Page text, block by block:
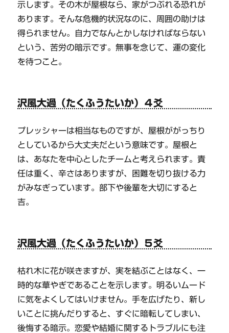
示します。その木が屋根なら、家がつぶれる恐れが
あります。そんな危機的状況なのに、周囲の助けは
得られません。自力でなんとかしなければならない
という、苦労の暗示です。無事を念じて、運の変化
を待つこと。
沢風大過（たくふうたいか）４爻
プレッシャーは相当なものですが、屋根ががっちり
としているから大丈夫だという意味です。屋根と
は、あなたを中心としたチームと考えられます。責
任は重く、辛さはありますが、困難を切り抜ける力
がみなぎっています。部下や後輩を大切にすると
吉。
沢風大過（たくふうたいか）５爻
枯れ木に花が咲きますが、実を結ぶことはなく、一
時的な華やぎであることを示します。明るいムード
に気をよくしてはいけません。手を広げたり、新し
いことに挑んだりすると、すぐに暗転してしまい、
後悔する暗示。恋愛や結婚に関するトラブルにも注